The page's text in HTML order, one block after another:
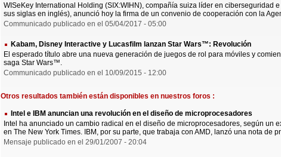
WISeKey International Holding (SIX:WIHN), compañía suiza líder en ciberseguridad
sus siglas en inglés), anunció hoy la firma de un convenio de cooperación con la
Communicado publicado en el 05/04/2017 - 05:00
Kabam, Disney Interactive y Lucasfilm lanzan Star Wars™: Revolución
El esperado título abre una nueva generación de juegos de rol para móviles y
saga Star Wars™.
Communicado publicado en el 10/09/2015 - 12:00
Otros resultados también están disponibles en nuestros foros :
Intel e IBM anuncian una revolución en el diseño de microprocesadores
Intel ha anunciado un cambio radical en el diseño de microprocesadores, según un
en The New York Times. IBM, por su parte, que trabaja con AMD, lanzó una nota de
Mensaje publicado en el 29/01/2007 - 20:04